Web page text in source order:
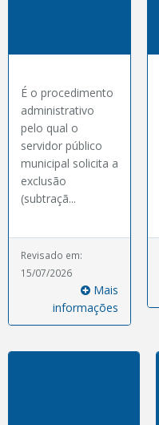
É o procedimento
administrativo
pelo qual o
servidor público
municipal solicita a
exclusão
(subtraçã...
Revisado em:
15/07/2026
Mais
informações